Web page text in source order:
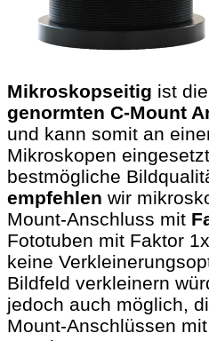
Mikroskopseitig ist
genormten C-Mount
und kann somit an
Mikroskopen
bestmögliche
empfehlen wir
Mount-Anschluss mit
Fototuben mit Faktor
keine
Bildfeld verkleinern
jedoch auch möglich,
Mount-Anschlüssen